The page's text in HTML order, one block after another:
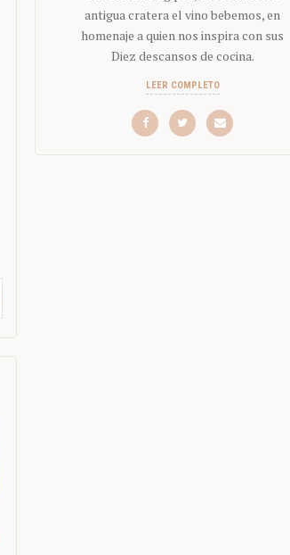
antigua cratera el vino bebemos, en
homenaje a quien nos inspira con sus
Diez descansos de cocina.
LEER COMPLETO